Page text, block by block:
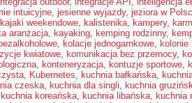
intuicyjne, jesienne wyjazdy, jeziora w
kajaki weekendowe, kalistenika, kampery,
aranżacja, kayaking, kemping rodzinny,
, kolacje jednogarnkowe, kolonie
kwiatowe, komunikacja bez przemocy,
, konteneryzacja, kontuzje sportowe,
, Kubernetes, kuchnia bałkańska,
czeska, kuchnia dla singli, kuchnia
kuchnia koreańska, kuchnia libańska, kuchnia